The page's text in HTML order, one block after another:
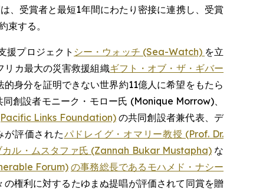
、受賞者と最短1年間にわたり密接に連携し、受賞
束する。
援プロジェクト シー・ウォッチ (Sea-Watch) を立
カ最大の災害救援組織ギフト・オブ・ザ・ギバー
身分を証明できない世界約11億人に希望をもたら
同創設者モニーク・モロー氏 (Monique Morrow)、
Links Foundation)の共同創設者兼代表、デ
評価されたパドレイグ・オマリー教授 (Prof. Dr.
カル・ムスタファ氏 (Zannah Bukar Mustapha)な
Forum) の事務総長であるモハメド・ナシー
権利に対するたゆまぬ提唱が評価されて同賞を贈